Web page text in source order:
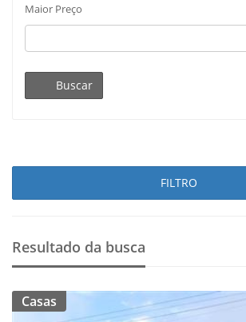
Maior Preço
Buscar
FILTRO
Resultado da busca
Casas